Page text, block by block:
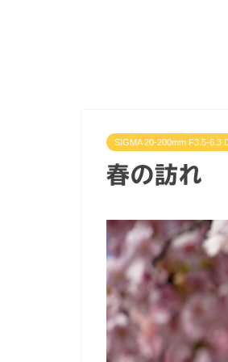
SIGMA 20-200mm F3.5-6.3
春の訪れ